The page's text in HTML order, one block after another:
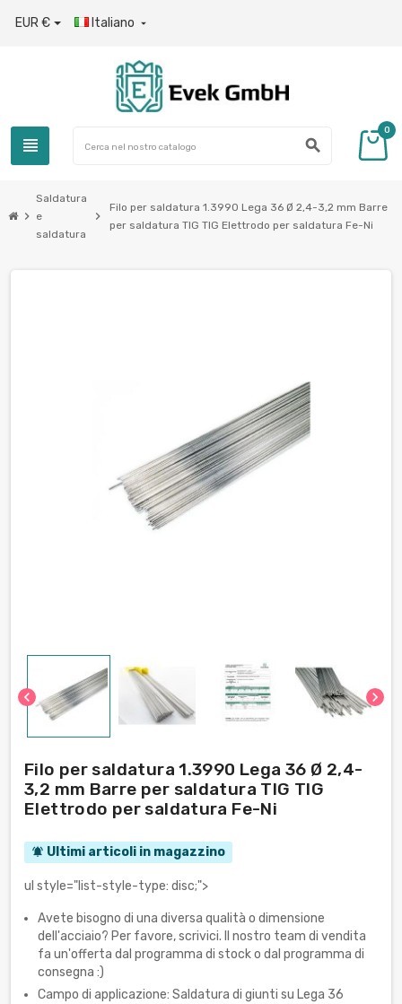
EUR € Italiano 
view_headline search
0
chevron_right
Saldatura
e
saldatura
chevron_right
Filo per saldatura 1.3990 Lega 36 Ø 2,4-3,2 mm Barre
per saldatura TIG TIG Elettrodo per saldatura Fe-Ni
chevron_left chevron_right
Filo per saldatura 1.3990 Lega 36 Ø 2,4-
3,2 mm Barre per saldatura TIG TIG
Elettrodo per saldatura Fe-Ni
notifications_active Ultimi articoli in magazzino
ul style="list-style-type: disc;">
Avete bisogno di una diversa qualità o dimensione
dell'acciaio? Per favore, scrivici. Il nostro team di vendita
fa un'offerta dal programma di stock o dal programma di
consegna :)
Campo di applicazione: Saldatura di giunti su Lega 36